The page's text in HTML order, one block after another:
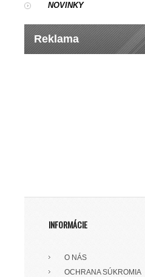
NOVINKY
Reklama
INFORMÁCIE
O NÁS
OCHRANA SÚKROMIA